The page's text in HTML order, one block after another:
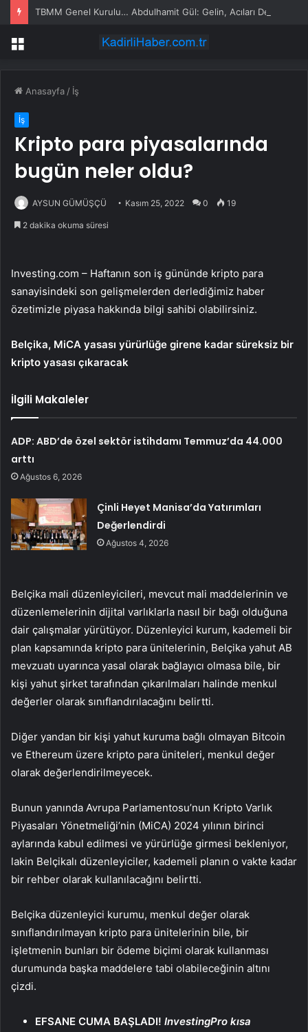
Menü
Anasayfa / İş
İş
Kripto para piyasalarında
bugün neler oldu?
AYSUN GÜMÜŞÇÜ Kasım 25, 2022 0 19
2 dakika okuma süresi
Investing.com – Haftanın son iş gününde kripto para
sanayisindeki son gelişmelerden derlediğimiz haber
özetimizle piyasa hakkında bilgi sahibi olabilirsiniz.
Belçika, MiCA yasası yürürlüğe girene kadar süreksiz bir
kripto yasası çıkaracak
İlgili Makaleler
ADP: ABD’de özel sektör istihdamı Temmuz’da 44.000
arttı
Ağustos 6, 2026
Çinli Heyet Manisa’da Yatırımları
Değerlendirdi
Ağustos 4, 2026
Belçika mali düzenleyicileri, mevcut mali maddelerinin ve
düzenlemelerinin dijital varlıklarla nasıl bir bağı olduğuna
dair çalışmalar yürütüyor. Düzenleyici kurum, kademeli bir
plan kapsamında kripto para ünitelerinin, Belçika yahut AB
mevzuatı uyarınca yasal olarak bağlayıcı olmasa bile, bir
kişi yahut şirket tarafından çıkarılmaları halinde menkul
değerler olarak sınıflandırılacağını belirtti.
Diğer yandan bir kişi yahut kuruma bağlı olmayan Bitcoin
ve Ethereum üzere kripto para üniteleri, menkul değer
olarak değerlendirilmeyecek.
Bunun yanında Avrupa Parlamentosu’nun Kripto Varlık
Piyasaları Yönetmeliği’nin (MiCA) 2024 yılının birinci
aylarında kabul edilmesi ve yürürlüğe girmesi bekleniyor,
lakin Belçikalı düzenleyiciler, kademeli planın o vakte kadar
bir rehber olarak kullanılacağını belirtti.
Belçika düzenleyici kurumu, menkul değer olarak
sınıflandırılmayan kripto para ünitelerinin bile, bir
işletmenin bunları bir ödeme biçimi olarak kullanması
durumunda başka maddelere tabi olabileceğinin altını
çizdi.
EFSANE CUMA BAŞLADI! InvestingPro kısa